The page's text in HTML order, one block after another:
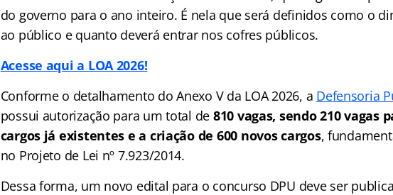
do governo para o ano inteiro. É nela que será definidos como o
ao público e quanto deverá entrar nos cofres públicos.
Acesse aqui a LOA 2026!
Conforme o detalhamento do Anexo V da LOA 2026, a Defensoria
possui autorização para um total de 810 vagas, sendo 210 vagas
cargos já existentes e a criação de 600 novos cargos,
no Projeto de Lei nº 7.923/2014.
Dessa forma, um novo edital para o concurso DPU deve ser